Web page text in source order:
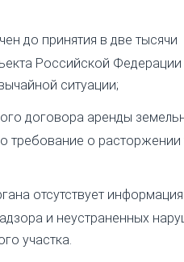
до принятия в две тысячи
Российской
ситуации;
договора аренды
требование о расторжении
отсутствует
и неустраненных
участка.